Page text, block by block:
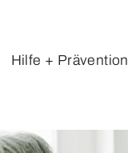
Hilfe + Prävention